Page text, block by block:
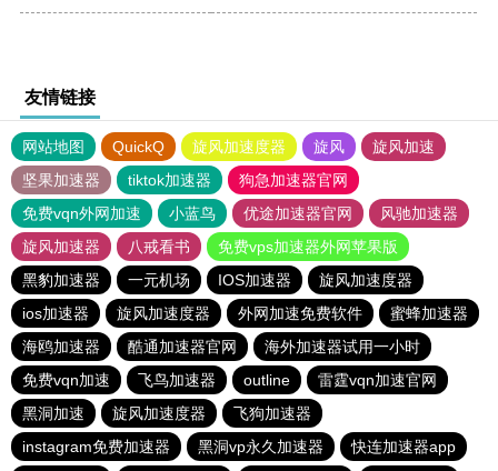
友情链接
网站地图 QuickQ 旋风加速度器 旋风
旋风加速
坚果加速器
tiktok加速器
狗急加速器官网
免费vqn外网加速
小蓝鸟 优途加速器官网
风驰加速器
旋风加速器
八戒看书
免费vps加速器外网苹果版
黑豹加速器
一元机场 IOS加速器
旋风加速度器
ios加速器
旋风加速度器 外网加速免费软件
蜜蜂加速器
海鸥加速器
酷通加速器官网
海外加速器试用一小时
免费vqn加速
飞鸟加速器 outline
雷霆vqn加速官网
黑洞加速
旋风加速度器
飞狗加速器
instagram免费加速器
黑洞vp永久加速器 快连加速器app